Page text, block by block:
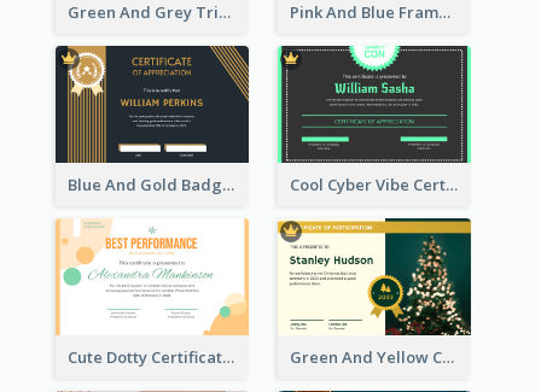
Green And Grey Triangles With Badge Certificate Pink And Blue Frame Company Certificate
Blue And Gold Badge Appreciation Certificate Cool Cyber Vibe Certificate For Gamers
Cute Dotty Certificate Design Template Idea Green And Yellow Christmas Tree Photo Certificate